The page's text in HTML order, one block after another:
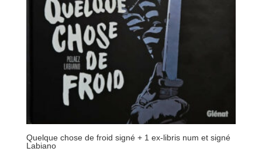
Quelque chose de froid signé + 1 ex-libris num et signé
Labiano